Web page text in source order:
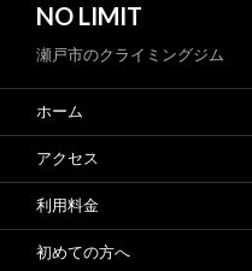
NO LIMIT
瀬戸市のクライミングジム
ホーム
アクセス
利用料金
初めての方へ